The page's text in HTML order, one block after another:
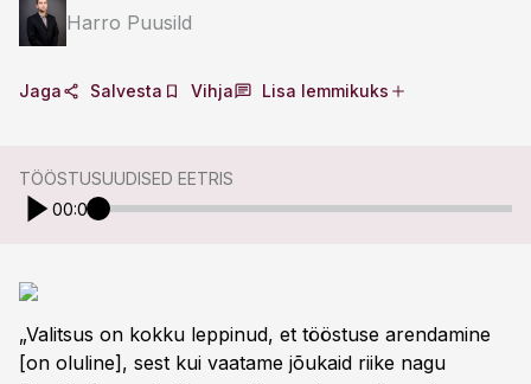
Harro Puusild
Jaga Salvesta Vihja Lisa lemmikuks
TÖÖSTUSUUDISED EETRIS
00:00
„Valitsus on kokku leppinud, et tööstuse arendamine
[on oluline], sest kui vaatame jõukaid riike nagu